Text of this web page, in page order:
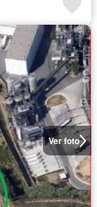
Ver foto